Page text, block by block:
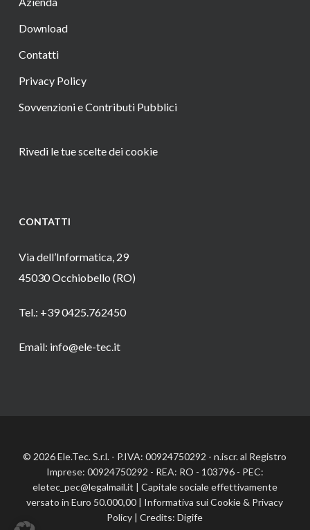
Download
Contatti
Privacy Policy
Sovvenzioni e Contributi Pubblici
Rivedi le tue scelte dei cookie
CONTATTI
Via dell’Informatica, 29
45030 Occhiobello (RO)
Tel.: +39 0425.762450
Email: info@ele-tec.it
© 2026 Ele.Tec. S.r.l. - P.IVA: 00924750292 - n.iscr. al Registro
Imprese: 00924750292 - REA: RO - 103796 - PEC:
eletec_pec@legalmail.it | Capitale sociale effettivamente
versato in Euro 50.000,00 | Informativa sui Cookie& Privacy
Policy | Credits:Digife